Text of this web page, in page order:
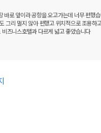
바로 앞이라 공항을 오고가는데 너무 편했
그리 멀지 않아 편했고 위치적으로 조용하
비즈니스호텔과 다르게 넓고 좋았습니다